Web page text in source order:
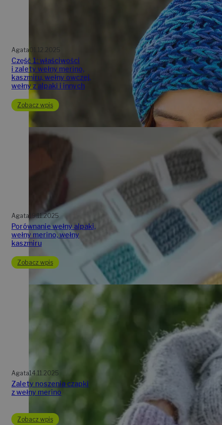
Agata01.12.2025
Część 1: właściwości
i zalety wełny merino,
kaszmiru, wełny owczej,
wełny z alpaki i innych
Zobacz wpis
Agata 19.11.2025
Porównanie wełny alpaki,
wełny merino, wełny
kaszmiru
Zobacz wpis
Agata14.11.2025
Zalety noszenia czapki
z wełny merino
Zobacz wpis